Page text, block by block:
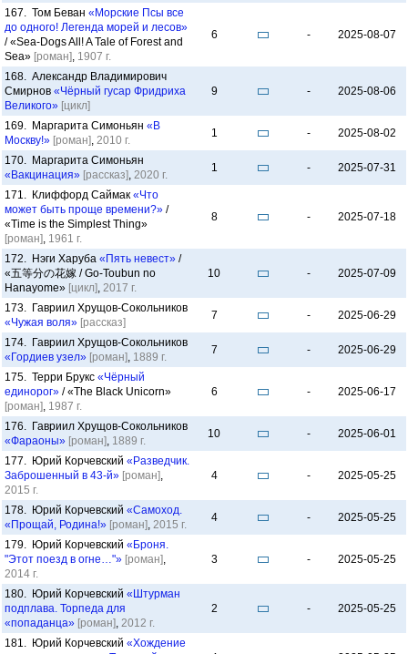
167. Том Беван «Морские Псы все
до одного! Легенда морей и лесов»
/ «Sea-Dogs All! A Tale of Forest and
Sea» [роман], 1907 г.
6 - 2025-08-07
168. Александр Владимирович
Смирнов «Чёрный гусар Фридриха
Великого» [цикл]
9 - 2025-08-06
169. Маргарита Симоньян «В
Москву!» [роман], 2010 г.
1 - 2025-08-02
170. Маргарита Симоньян
«Вакцинация» [рассказ], 2020 г.
1 - 2025-07-31
171. Клиффорд Саймак «Что
может быть проще времени?» /
«Time is the Simplest Thing»
[роман], 1961 г.
8 - 2025-07-18
172. Нэги Харуба «Пять невест» /
«五等分の花嫁 / Go-Toubun no
Hanayome» [цикл], 2017 г.
10 - 2025-07-09
173. Гавриил Хрущов-Сокольников
«Чужая воля» [рассказ]
7 - 2025-06-29
174. Гавриил Хрущов-Сокольников
«Гордиев узел» [роман], 1889 г.
7 - 2025-06-29
175. Терри Брукс «Чёрный
единорог» / «The Black Unicorn»
[роман], 1987 г.
6 - 2025-06-17
176. Гавриил Хрущов-Сокольников
«Фараоны» [роман], 1889 г.
10 - 2025-06-01
177. Юрий Корчевский «Разведчик.
Заброшенный в 43-й» [роман],
2015 г.
4 - 2025-05-25
178. Юрий Корчевский «Самоход.
«Прощай, Родина!» [роман], 2015 г.
4 - 2025-05-25
179. Юрий Корчевский «Броня.
"Этот поезд в огне…"» [роман],
2014 г.
3 - 2025-05-25
180. Юрий Корчевский «Штурман
подплава. Торпеда для
«попаданца» [роман], 2012 г.
2 - 2025-05-25
181. Юрий Корчевский «Хождение